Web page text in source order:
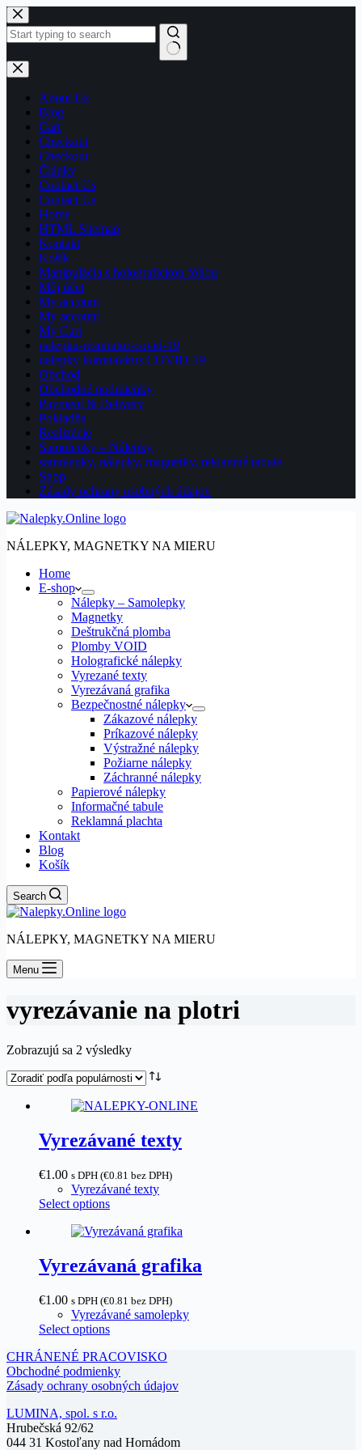
Skip
to
content
No
results
About Us
Blog
Cart
Checkout
Checkout
Články
Contact Us
Contact Us
Home
HTML Sitemap
Kontakt
Košík
Manipulácia s holografickou fóliou
Môj účet
My account
My account
My Cart
nalepka-respirator-covid-19
nalepky koronavirus COVID-19
Obchod
Obchodné podmienky
Payment & Delivery
Pokladňa
Realizácie
Samolepky – Nálepky
samolepky, nálepky, magnetky, reklamné tabule
Shop
Zásady ochrany osobných údajov
NÁLEPKY, MAGNETKY NA MIERU
Home
E-shop
Nálepky – Samolepky
Magnetky
Deštrukčná plomba
Plomby VOID
Holografické nálepky
Vyrezané texty
Vyrezávaná grafika
Bezpečnostné nálepky
Zákazové nálepky
Príkazové nálepky
Výstražné nálepky
Požiarne nálepky
Záchranné nálepky
Papierové nálepky
Informačné tabule
Reklamná plachta
Kontakt
Blog
Košík
Search
NÁLEPKY, MAGNETKY NA MIERU
Menu
vyrezávanie na plotri
Zobrazujú sa 2 výsledkyZoradené
popularity
Vyrezávané texty
€1.00 s DPH (€0.81 bez DPH)
Vyrezávané texty
Select options
Vyrezávaná grafika
€1.00 s DPH (€0.81 bez DPH)
Vyrezávané samolepky
Select options
CHRÁNENÉ PRACOVISKO
Obchodné podmienky
Zásady ochrany osobných údajov
LUMINA, spol. s r.o.
Hrubečská 92/62
044 31 Kostoľany nad Hornádom